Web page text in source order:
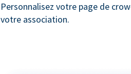
Personnalisez votre page de
votre association.